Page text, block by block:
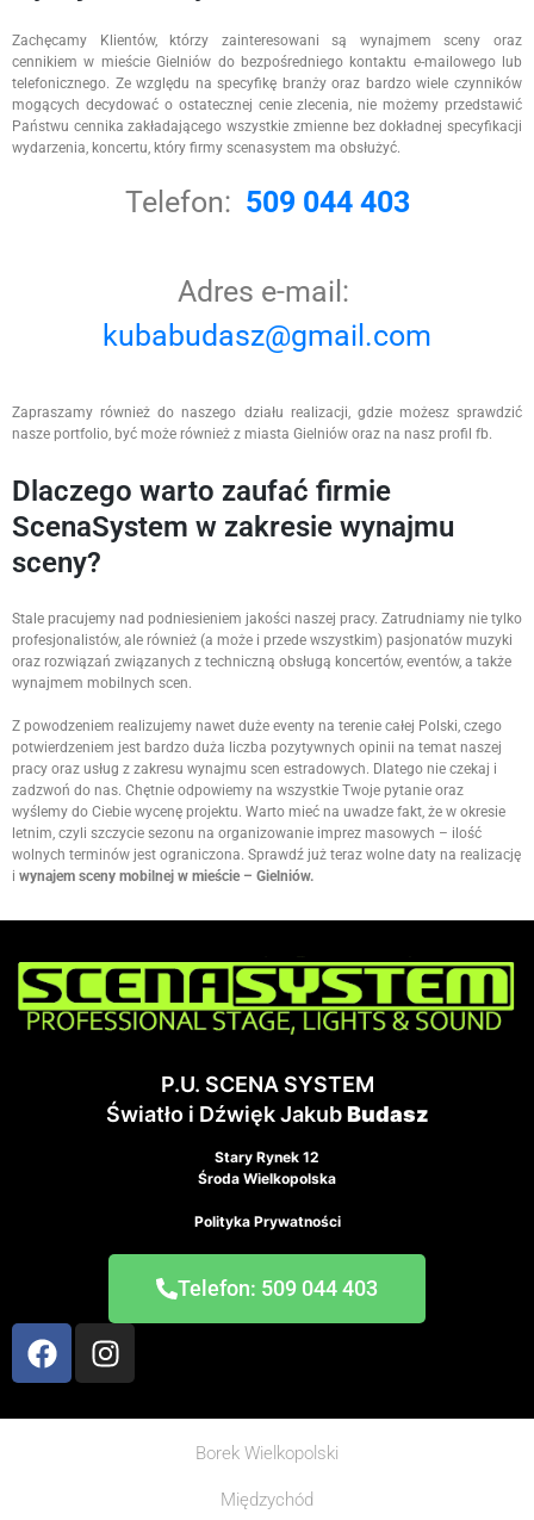
Zachęcamy Klientów, którzy zainteresowani są wynajmem sceny oraz
cennikiem w mieście Gielniów do bezpośredniego kontaktu e-mailowego lub
telefonicznego. Ze względu na specyfikę branży oraz bardzo wiele czynników
mogących decydować o ostatecznej cenie zlecenia, nie możemy przedstawić
Państwu cennika zakładającego wszystkie zmienne bez dokładnej specyfikacji
wydarzenia, koncertu, który firmy scenasystem ma obsłużyć.
Telefon: 509 044 403
Adres e-mail:
kubabudasz@gmail.com
Zapraszamy również do naszego działu realizacji, gdzie możesz sprawdzić
nasze portfolio, być może również z miasta Gielniów oraz na nasz profil fb.
Dlaczego warto zaufać firmie
ScenaSystem w zakresie wynajmu
sceny?
Stale pracujemy nad podniesieniem jakości naszej pracy. Zatrudniamy nie tylko
profesjonalistów, ale również (a może i przede wszystkim) pasjonatów muzyki
oraz rozwiązań związanych z techniczną obsługą koncertów, eventów, a także
wynajmem mobilnych scen.
Z powodzeniem realizujemy nawet duże eventy na terenie całej Polski, czego
potwierdzeniem jest bardzo duża liczba pozytywnych opinii na temat naszej
pracy oraz usług z zakresu wynajmu scen estradowych. Dlatego nie czekaj i
zadzwoń do nas. Chętnie odpowiemy na wszystkie Twoje pytanie oraz
wyślemy do Ciebie wycenę projektu. Warto mieć na uwadze fakt, że w okresie
letnim, czyli szczycie sezonu na organizowanie imprez masowych – ilość
wolnych terminów jest ograniczona. Sprawdź już teraz wolne daty na realizację
i wynajem sceny mobilnej w mieście – Gielniów.
P.U. SCENA SYSTEM
Światło i Dźwięk JakubBudasz
Stary Rynek 12
Środa Wielkopolska
Polityka Prywatności
Telefon: 509 044 403
Borek Wielkopolski
Międzychód